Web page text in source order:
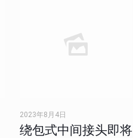
2023年8月4日
绕包式中间接头即将